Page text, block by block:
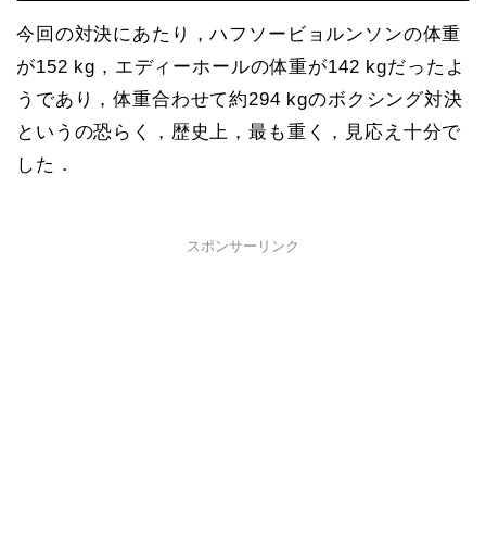
今回の対決にあたり，ハフソービョルンソンの体重
が152 kg，エディーホールの体重が142 kgだったよ
うであり，体重合わせて約294 kgのボクシング対決
というの恐らく，歴史上，最も重く，見応え十分で
した．
スポンサーリンク